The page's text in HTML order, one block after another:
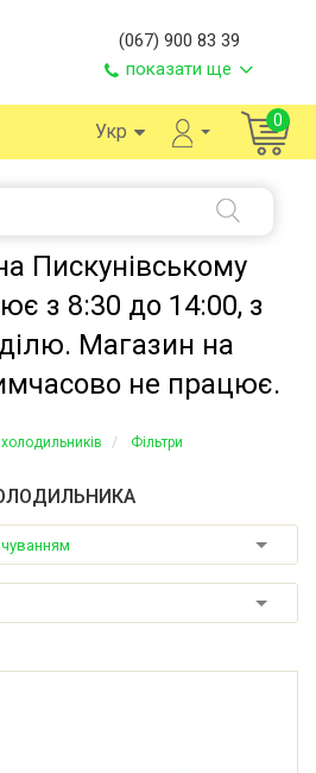
(067) 900 83 39
показати ще
Укр 0
Пискунівському
з 8:30 до 14:00, з
Магазин на
не працює.
Фільтри